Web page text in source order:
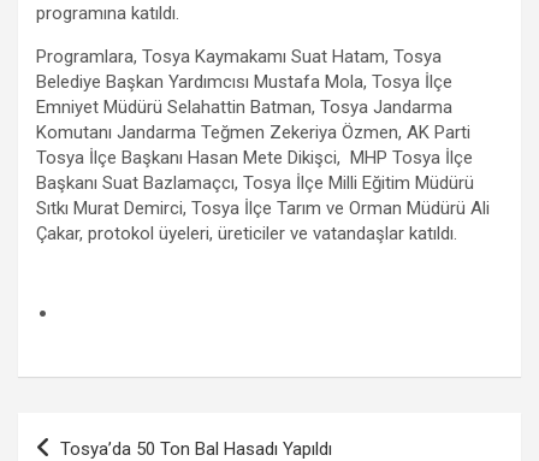
programına katıldı.
Programlara, Tosya Kaymakamı Suat Hatam, Tosya
Belediye Başkan Yardımcısı Mustafa Mola, Tosya İlçe
Emniyet Müdürü Selahattin Batman, Tosya Jandarma
Komutanı Jandarma Teğmen Zekeriya Özmen, AK Parti
Tosya İlçe Başkanı Hasan Mete Dikişci, MHP Tosya İlçe
Başkanı Suat Bazlamaçcı, Tosya İlçe Milli Eğitim Müdürü
Sıtkı Murat Demirci, Tosya İlçe Tarım ve Orman Müdürü Ali
Çakar, protokol üyeleri, üreticiler ve vatandaşlar katıldı.
.
Yazı
Tosya’da 50 Ton Bal Hasadı Yapıldı